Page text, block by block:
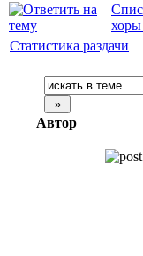
Статистика раздачи
Автор